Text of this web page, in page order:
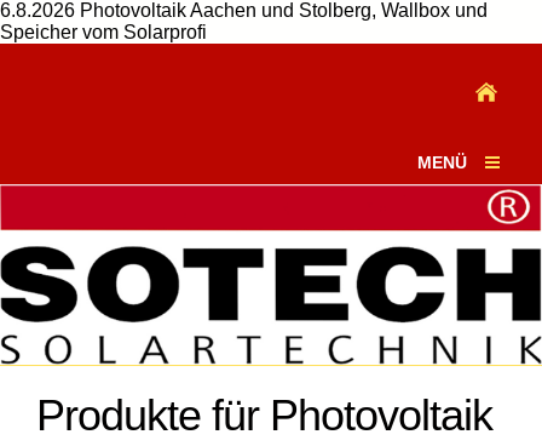
6.8.2026 Photovoltaik Aachen und Stolberg, Wallbox und
Speicher vom Solarprofi
MENÜ
Produkte für Photovoltaik